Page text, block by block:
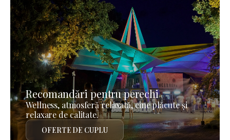
Recomandări pentru perechi
Wellness, atmosferă relaxată, cine plăcute și
relaxare de calitate.
OFERTE DE CUPLU